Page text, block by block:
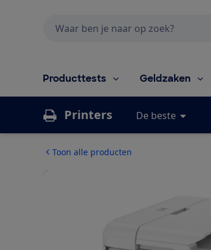
Producttests Geldzaken
Printers De beste
Toon alle producten